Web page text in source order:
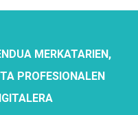
MERKATARIEN,
PROFESIONALEN